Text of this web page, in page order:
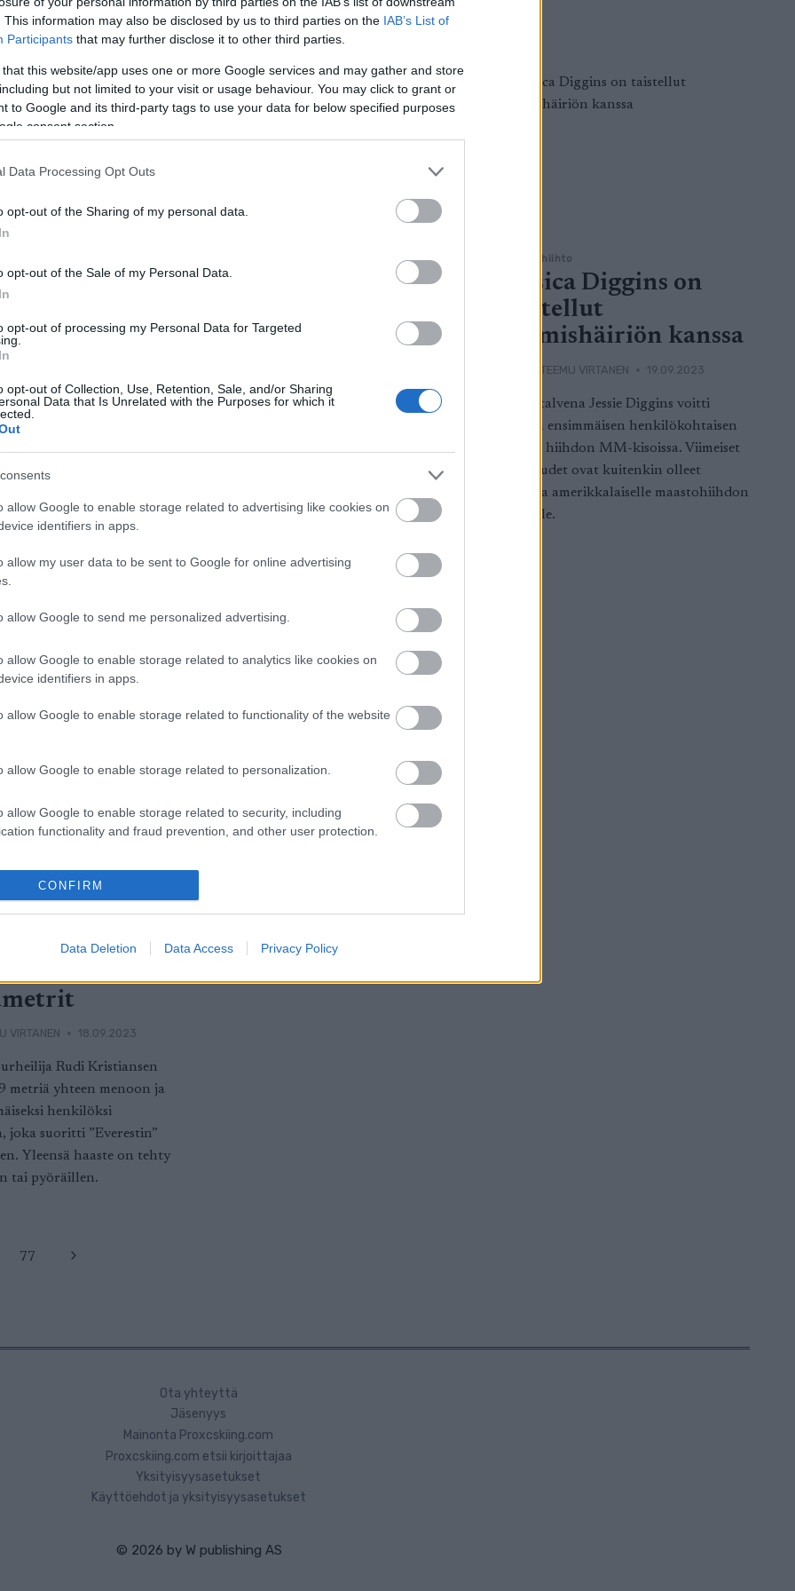
This information may also be disclosed by us to third parties on the IAB’s List of
Participants that may further disclose it to other third parties.
that this website/app uses one or more Google services and may gather and store
but not limited to your visit or usage behaviour. You may click to grant or
to Google and its third-party tags to use your data for below specified purposes
consent section.
Data Processing Opt Outs
opt-out of the Sharing of my personal data.
opt-out of the Sale of my Personal Data.
opt-out of processing my Personal Data for Targeted
opt-out of Collection, Use, Retention, Sale, and/or Sharing
Data that Is Unrelated with the Purposes for which it
allow Google to enable storage related to advertising like cookies on
identifiers in apps.
allow my user data to be sent to Google for online advertising
allow Google to send me personalized advertising.
allow Google to enable storage related to analytics like cookies on
identifiers in apps.
allow Google to enable storage related to functionality of the website
allow Google to enable storage related to personalization.
allow Google to enable storage related to security, including
functionality and fraud prevention, and other user protection.
CONFIRM
Data Deletion Data Access Privacy Policy
hiihdosta
uusi
Finlandia-hiihdosta on
videokooste, jonka
Klarälvsloppet
huippuhiihtäjiä
Klarälvsloppet on 1. lokakuuta
maali on Karlstadissa. Kilpailussa tulee
hiihtäjät kilpailevat Ruotsin
hiihdon että ampumahiihdon puolelta.
Tätä kilpailua voi seurata televisiosta
voi katsoa lähetystä englanninkielisellä
selostuksella SC Play-palvelun kautta.
Maastohiihto
Jessica Diggins on
taistellut
syömishäiriön kanssa
TEEMU VIRTANEN 19.09.2023
Viime talvena Jessie Diggins voitti
uransa ensimmäisen henkilökohtaisen
kullan hiihdon MM-kisoissa. Viimeiset
kuukaudet ovat kuitenkin olleet
vaikeita amerikkalaiselle maastohiihdon
tähdelle.
Mount
VIRTANEN 18.09.2023
Rudi Kristiansen
metriä yhteen menoon ja
henkilöksi
joka suoritti ”Everestin”
Yleensä haaste on tehty
tai pyöräillen.
77 Seuraava
Ota yhteyttä
Jäsenyys
Mainonta Proxcskiing.com
Proxcskiing.com etsii kirjoittajaa
Yksityisyysasetukset
Käyttöehdot ja yksityisyysasetukset
© 2026 by W publishing AS